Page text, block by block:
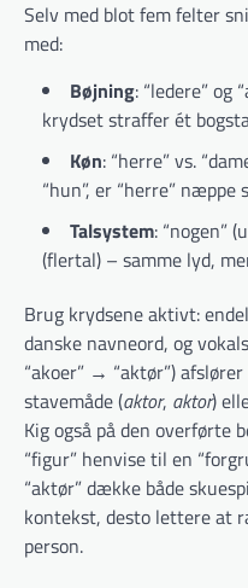
Selv med blot fem felter
med:
Bøjning: “ledere” og
krydset straffer ét
Køn: “herre” vs.
“hun”, er “herre” næppe
Talsystem: “nogen”
(flertal) – samme lyd,
Brug krydsene aktivt:
danske navneord, og
“akoer” → “aktør”)
stavemåde (aktor, aktor)
Kig også på den overførte
“figur” henvise til en
“aktør” dække både
kontekst, desto lettere at
person.